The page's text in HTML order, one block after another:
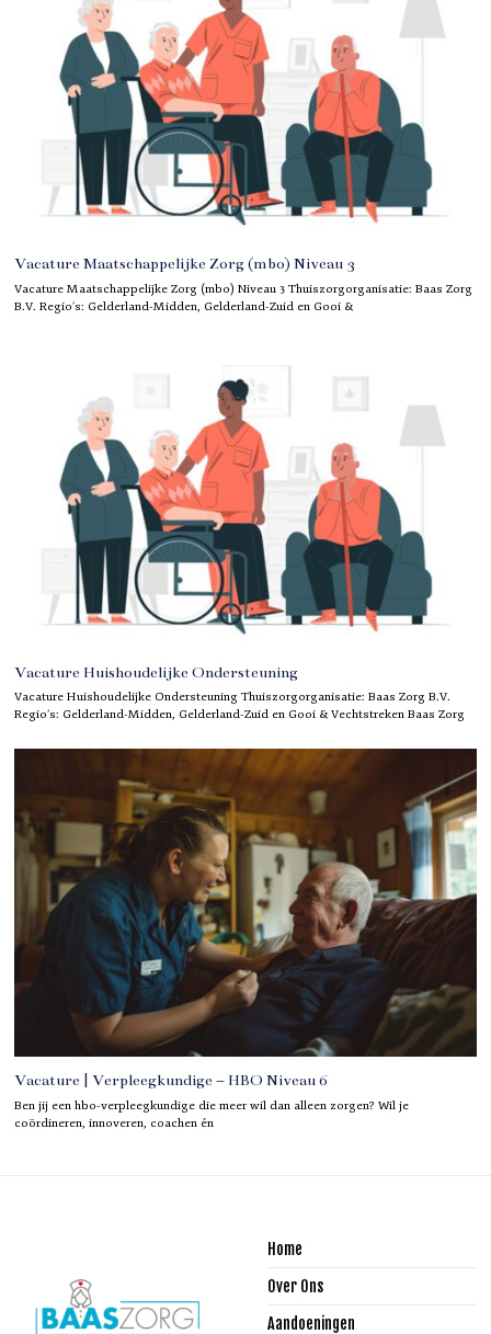
Vacature Maatschappelijke Zorg (mbo) Niveau 3
Vacature Maatschappelijke Zorg (mbo) Niveau 3 Thuiszorgorganisatie: Baas Zorg
B.V. Regio’s: Gelderland-Midden, Gelderland-Zuid en Gooi &
Vacature Huishoudelijke Ondersteuning
Vacature Huishoudelijke Ondersteuning Thuiszorgorganisatie: Baas Zorg B.V.
Regio’s: Gelderland-Midden, Gelderland-Zuid en Gooi & Vechtstreken Baas Zorg
Vacature | Verpleegkundige – HBO Niveau 6
Ben jij een hbo-verpleegkundige die meer wil dan alleen zorgen? Wil je
coördineren, innoveren, coachen én
Home
Over Ons
Aandoeningen